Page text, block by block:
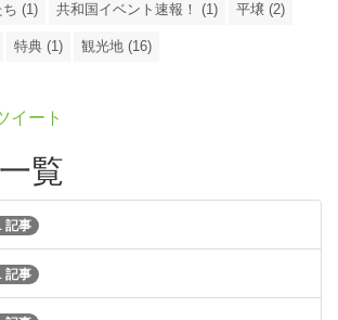
(1) 共和国イベント速報！ (1) 平壌 (2)
特典 (1) 観光地 (16)
イート
覧
記事
記事